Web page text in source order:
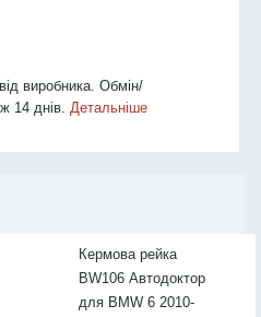
від виробника. Обмін/
14 днів. Детальніше
Кермова рейка
BW106 Автодоктор
для BMW 6 2010-